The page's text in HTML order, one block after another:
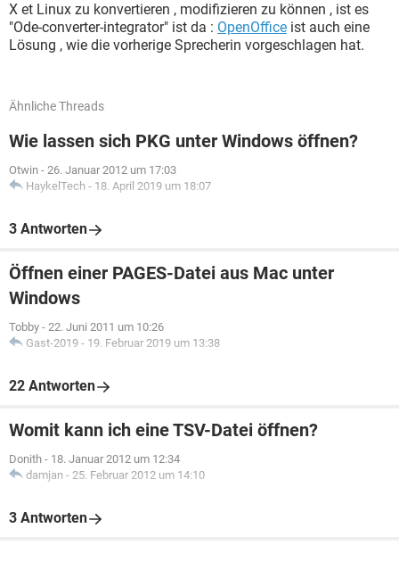
X et Linux zu konvertieren , modifizieren zu können , ist es
"Ode-converter-integrator" ist da : OpenOffice ist auch eine
Lösung , wie die vorherige Sprecherin vorgeschlagen hat.
Ähnliche Threads
Wie lassen sich PKG unter Windows öffnen?
Otwin - 26. Januar 2012 um 17:03
HaykelTech - 18. April 2019 um 18:07
3 Antworten
Öffnen einer PAGES-Datei aus Mac unter
Windows
Tobby - 22. Juni 2011 um 10:26
Gast-2019 - 19. Februar 2019 um 13:38
22 Antworten
Womit kann ich eine TSV-Datei öffnen?
Donith - 18. Januar 2012 um 12:34
damjan - 25. Februar 2012 um 14:10
3 Antworten